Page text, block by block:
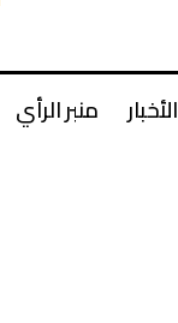
الأخبار منبر الرأي